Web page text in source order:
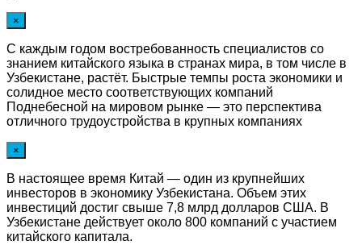
×
С каждым годом востребованность специалистов со
знанием китайского языка в странах мира, в том числе в
Узбекистане, растёт. Быстрые темпы роста экономики и
солидное место соответствующих компаний
Поднебесной на мировом рынке — это перспектива
отличного трудоустройства в крупных компаниях
×
В настоящее время Китай — один из крупнейших
инвесторов в экономику Узбекистана. Объем этих
инвестиций достиг свыше 7,8 млрд долларов США. В
Узбекистане действует около 800 компаний с участием
китайского капитала.